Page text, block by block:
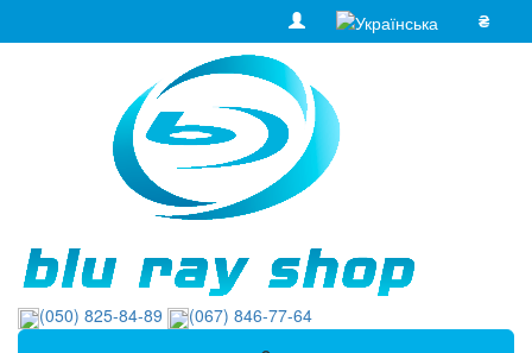
₴
(050) 825-84-89 (067) 846-77-64